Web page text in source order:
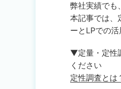
弊社実績でも
本記事では、
ーとLPでの活
▼定量・定性
ください
定性調査とは